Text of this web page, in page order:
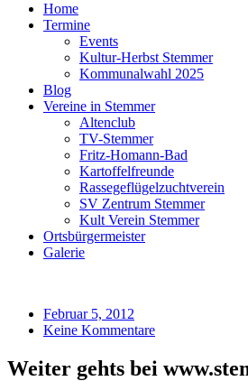
Home
Termine
Events
Kultur-Herbst Stemmer
Kommunalwahl 2025
Blog
Vereine in Stemmer
Altenclub
TV-Stemmer
Fritz-Homann-Bad
Kartoffelfreunde
Rassegeflügelzuchtverein
SV Zentrum Stemmer
Kult Verein Stemmer
Ortsbürgermeister
Galerie
Februar 5, 2012
Keine Kommentare
Weiter gehts bei